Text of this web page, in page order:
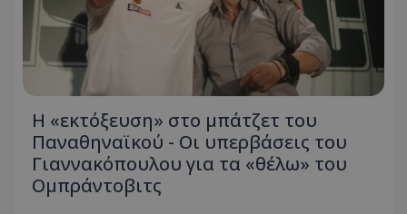
Η «εκτόξευση» στο μπάτζετ του
Παναθηναϊκού - Οι υπερβάσεις του
Γιαννακόπουλου για τα «θέλω» του
Ομπράντοβιτς